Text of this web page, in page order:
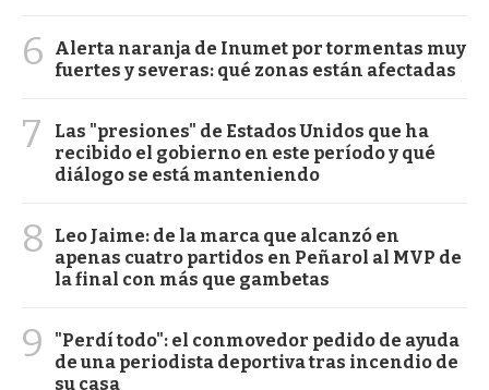
6
Alerta naranja de Inumet por tormentas muy
fuertes y severas: qué zonas están afectadas
7
Las "presiones" de Estados Unidos que ha
recibido el gobierno en este período y qué
diálogo se está manteniendo
8
Leo Jaime: de la marca que alcanzó en
apenas cuatro partidos en Peñarol al MVP de
la final con más que gambetas
9
"Perdí todo": el conmovedor pedido de ayuda
de una periodista deportiva tras incendio de
su casa